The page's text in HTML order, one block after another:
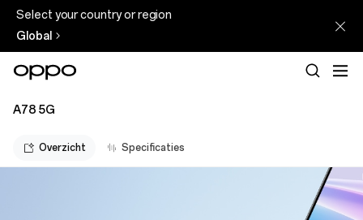
Select your country or region
Global
A78 5G
Overzicht Specificaties